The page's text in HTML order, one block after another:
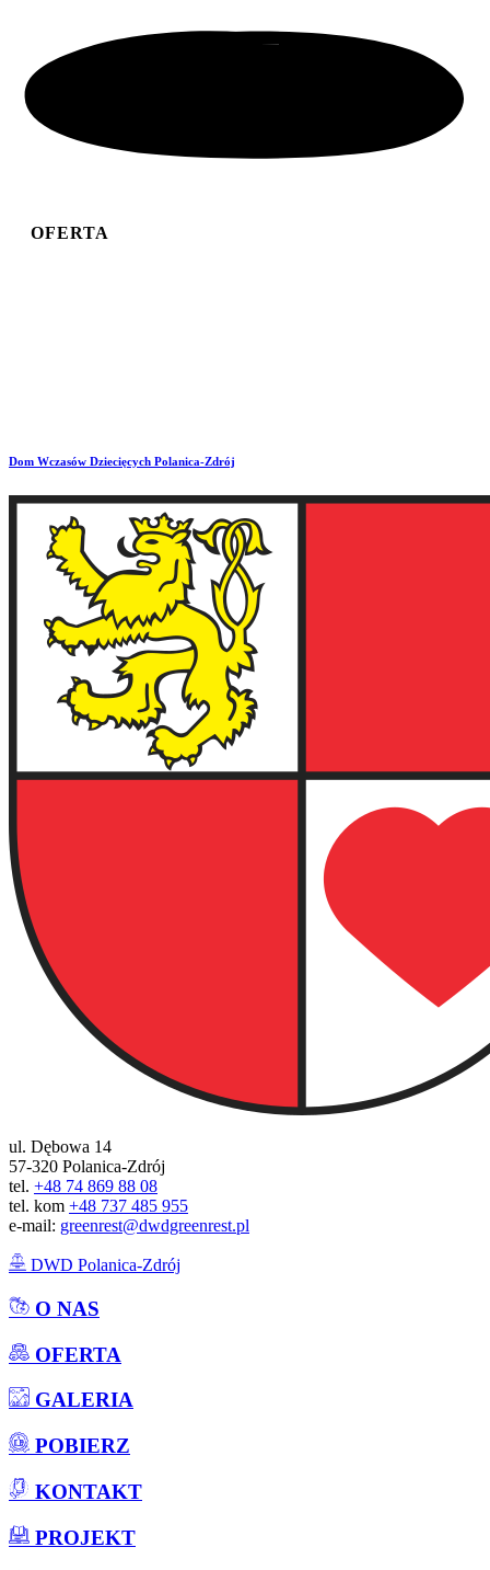
OFERTA
Dom Wczasów Dziecięcych Polanica-Zdrój
ul. Dębowa 14
57-320 Polanica-Zdrój
tel. +48 74 869 88 08
tel. kom +48 737 485 955
e-mail: greenrest@dwdgreenrest.pl
DWD Polanica-Zdrój
O NAS
OFERTA
GALERIA
POBIERZ
KONTAKT
PROJEKT